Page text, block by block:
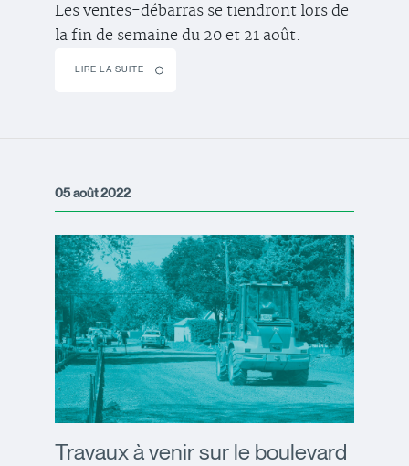
Les ventes-débarras se tiendront lors de
la fin de semaine du 20 et 21 août.
LIRE LA SUITE
05 août 2022
Travaux à venir sur le boulevard